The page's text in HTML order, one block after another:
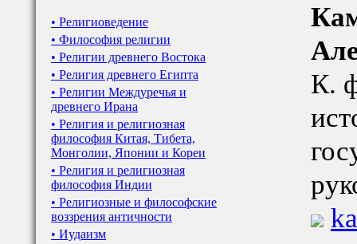
• Религиоведение
• Философия религии
• Религии древнего Востока
• Религия древнего Египта
• Религии Междуречья и
древнего Ирана
• Религия и религиозная
философия Китая, Тибета,
Монголии, Японии и Кореи
• Религия и религиозная
философия Индии
• Религиозные и философские
воззрения античности
• Иудаизм
К.